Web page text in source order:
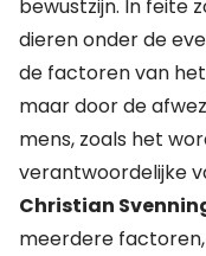
bewustzijn. In feite
dieren onder de
de factoren van
maar door de
mens, zoals het
verantwoordelijke
Christian
meerdere